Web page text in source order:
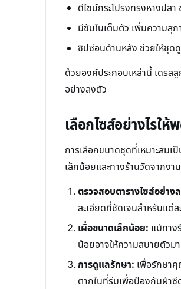
ดีไซน์กระโปรงทรงหางปล
มีซับในเต็มตัว เพิ่มความสุภ
ซิปซ่อนด้านหลัง ช่วยให้ชุด
ด้วยองค์ประกอบเหล่านี้ เดรส
อย่างลงตัว
เลือกไซส์อย่างไรใ
การเลือกขนาดชุดที่เหมาะสม
เล็กน้อยและทางร้านวัดจากง
ตรวจสอบตารางไซส์อย่าง
ละเอียดที่ชัดเจนสำหรับแต่ล
เผื่อขนาดเล็กน้อย: แม้ทาง
น้อยอาจให้ความสบายตัวม
การดูแลรักษา: เพื่อรักษา
ตากในที่ร่มเพื่อป้องกันผ้าซี